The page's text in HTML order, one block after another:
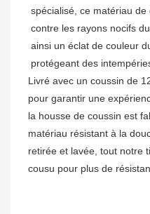
spécialisé, ce matériau
contre les rayons nocifs
ainsi un éclat de couleur
protégeant des
Livré avec un coussin de
pour garantir une
la housse de coussin est
matériau résistant à la
retirée et lavée, tout notre
cousu pour plus de